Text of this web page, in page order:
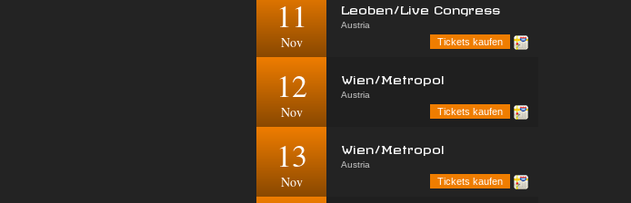
11
Nov
Leoben/Live Congress
Austria
Tickets kaufen
12
Nov
Wien/Metropol
Austria
Tickets kaufen
13
Nov
Wien/Metropol
Austria
Tickets kaufen